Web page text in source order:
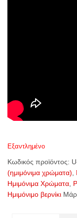
Εξαντλημένο
Κωδικός προϊόντος:
(ημιμόνιμα χρώματα),
Ημιμόνιμα Χρώματα,
Ημιμόνιμο βερνίκι